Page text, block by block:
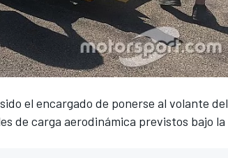
el encargado de ponerse al volante del
de carga aerodinámica previstos bajo la